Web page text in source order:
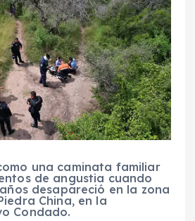
una caminata familiar
de angustia cuando
desapareció en la zona
China, en la
Condado.